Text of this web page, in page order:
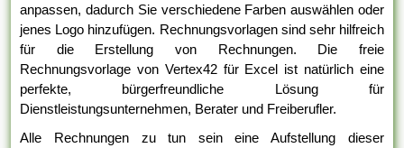
anpassen, dadurch Sie verschiedene Farben auswählen oder
jenes Logo hinzufügen. Rechnungsvorlagen sind sehr hilfreich
für die Erstellung von Rechnungen. Die freie
Rechnungsvorlage von Vertex42 für Excel ist natürlich eine
perfekte, bürgerfreundliche Lösung für
Dienstleistungsunternehmen, Berater und Freiberufler.
Alle Rechnungen zu tun sein eine Aufstellung dieser